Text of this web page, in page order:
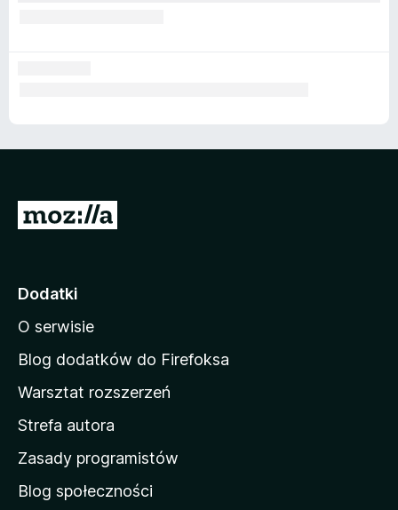
S
o
a
d
m
o
w
M
Dodatki
O serwisie
Blog dodatków do Firefoksa
Warsztat rozszerzeń
Strefa autora
Zasady programistów
Blog społeczności